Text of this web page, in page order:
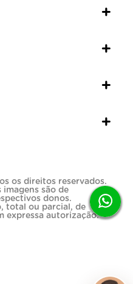
os direitos reservados.
imagens são de
donos.
total ou parcial, de
expressa autorização.